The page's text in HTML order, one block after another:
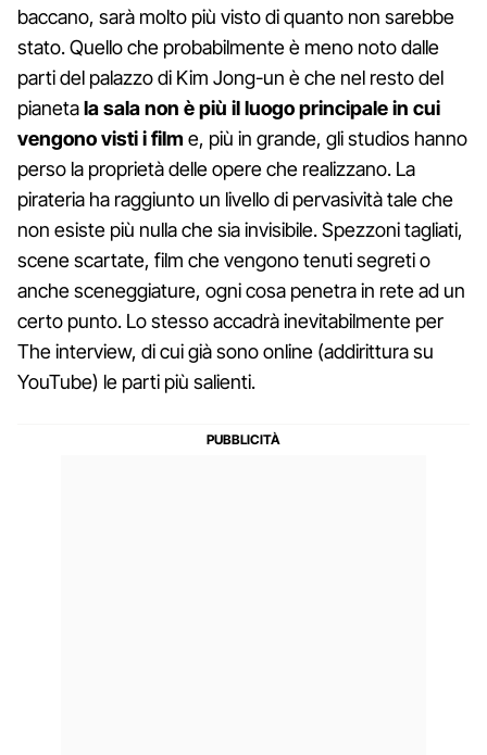
baccano, sarà molto più visto di quanto non sarebbe
stato. Quello che probabilmente è meno noto dalle
parti del palazzo di Kim Jong-un è che nel resto del
pianetala sala non è più il luogo principale in cui
vengono visti i film e, più in grande, gli studios hanno
perso la proprietà delle opere che realizzano. La
pirateria ha raggiunto un livello di pervasività tale che
non esiste più nulla che sia invisibile. Spezzoni tagliati,
scene scartate, film che vengono tenuti segreti o
anche sceneggiature, ogni cosa penetra in rete ad un
certo punto. Lo stesso accadrà inevitabilmente per
The interview, di cui già sono online (addirittura su
YouTube) le parti più salienti.